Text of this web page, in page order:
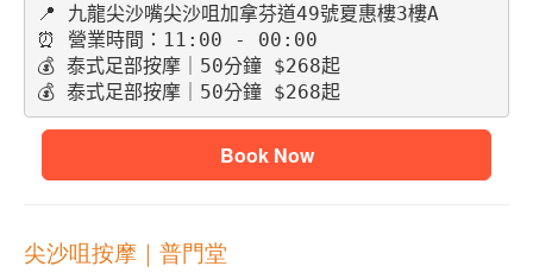
📍 九龍尖沙嘴尖沙咀加拿芬道49號夏惠樓3樓A
⏰ 營業時間：11:00 - 00:00
💰 泰式足部按摩｜50分鐘 $268起
💰 泰式足部按摩｜50分鐘 $268起
Book Now
尖沙咀按摩｜普門堂